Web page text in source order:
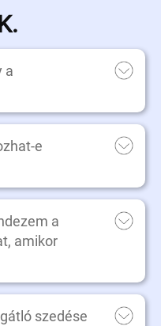
a
e
a
amikor
szedése